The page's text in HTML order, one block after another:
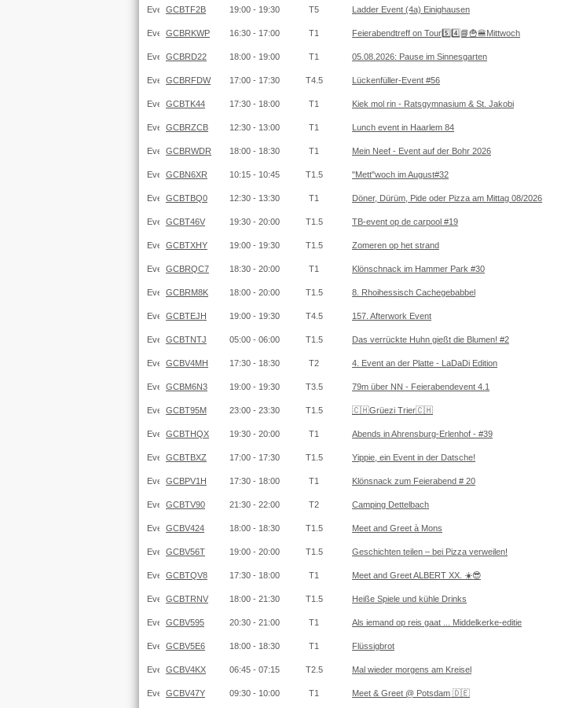
GCBTF2B 19:00 - 19:30 T5 Ladder Event (4a) Einighausen
GCBRKWP 16:30 - 17:00 T1 Feierabendtreff on Tour5️⃣4️⃣📘🍟🍔Mittwoch
GCBRD22 18:00 - 19:00 T1 05.08.2026: Pause im Sinnesgarten
GCBRFDW 17:00 - 17:30 T4.5 Lückenfüller-Event #56
GCBTK44 17:30 - 18:00 T1 Kiek mol rin - Ratsgymnasium & St. Jakobi
GCBRZCB 12:30 - 13:00 T1 Lunch event in Haarlem 84
GCBRWDR 18:00 - 18:30 T1 Mein Neef - Event auf der Bohr 2026
GCBN6XR 10:15 - 10:45 T1.5 "Mett"woch im August#32
GCBTBQ0 12:30 - 13:30 T1 Döner, Dürüm, Pide oder Pizza am Mittag 08/2026
GCBT46V 19:30 - 20:00 T1.5 TB-event op de carpool #19
GCBTXHY 19:00 - 19:30 T1.5 Zomeren op het strand
GCBRQC7 18:30 - 20:00 T1 Klönschnack im Hammer Park #30
GCBRM8K 18:00 - 20:00 T1.5 8. Rhoihessisch Cachegebabbel
GCBTEJH 19:00 - 19:30 T4.5 157. Afterwork Event
GCBTNTJ 05:00 - 06:00 T1.5 Das verrückte Huhn gießt die Blumen! #2
GCBV4MH 17:30 - 18:30 T2 4. Event an der Platte - LaDaDi Edition
GCBM6N3 19:00 - 19:30 T3.5 79m über NN - Feierabendevent 4.1
GCBT95M 23:00 - 23:30 T1.5 🇨🇭Grüezi Trier🇨🇭
GCBTHQX 19:30 - 20:00 T1 Abends in Ahrensburg-Erlenhof - #39
GCBTBXZ 17:00 - 17:30 T1.5 Yippie, ein Event in der Datsche!
GCBPV1H 17:30 - 18:00 T1 Klönsnack zum Feierabend # 20
GCBTV90 21:30 - 22:00 T2 Camping Dettelbach
GCBV424 18:00 - 18:30 T1.5 Meet and Greet à Mons
GCBV56T 19:00 - 20:00 T1.5 Geschichten teilen – bei Pizza verweilen!
GCBTQV8 17:30 - 18:00 T1 Meet and Greet ALBERT XX. ☀️😎
GCBTRNV 18:00 - 21:30 T1.5 Heiße Spiele und kühle Drinks
GCBV595 20:30 - 21:00 T1 Als iemand op reis gaat ... Middelkerke-editie
GCBV5E6 18:00 - 18:30 T1 Flüssigbrot
GCBV4KX 06:45 - 07:15 T2.5 Mal wieder morgens am Kreisel
GCBV47Y 09:30 - 10:00 T1 Meet & Greet @ Potsdam 🇩🇪